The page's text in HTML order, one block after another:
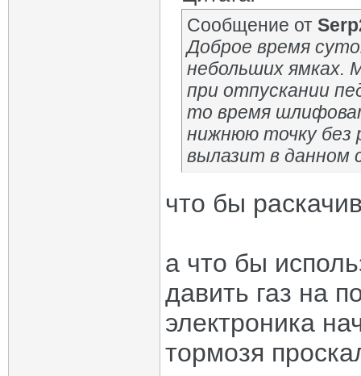
Сообщение от
Доброе время
небольших ямках.
при отпускании
то время
нижнюю точку без
вылазит в данном
что бы
а что бы
давить газ на
электроника
тормозя